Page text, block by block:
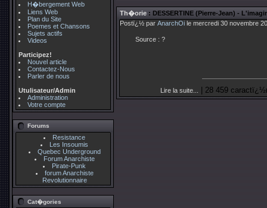
H�bergement Web
Liens Web
Plan du Site
Poemes et Chansons
Sujets actifs
Videos
Participez!
Nouvel article
Contactez-Nous
Parler de nous
Utulisateur/Admin
Administration
Votre compte
Forums
Resistance
Les Insoumis
Quebec Underground
Forum Anarchiste
Pirate-Punk
forum Anarchiste
Revolutionnaire
Cat�gories
Th�orie : DESSERTINE (Pierre-Jean) -
Postï¿½ par AnarchOi le mercredi 30 novembre
Source : ?
Lire la suite... | 28 459